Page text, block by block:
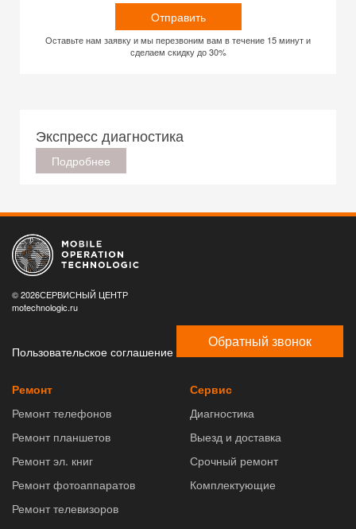
Отправить
Оставьте нам заявку и мы перезвоним вам в течение 15 минут и
сделаем скидку до 30%
Экспресс диагностика
Подробнее
© 2026СЕРВИСНЫЙ ЦЕНТР
motechnologic.ru
Пользовательское соглашение
Обратный звонок
Ремонт
Ремонт телефонов
Ремонт планшетов
Ремонт эл. книг
Ремонт фотоаппаратов
Ремонт телевизоров
Сервис
Диагностика
Выезд и доставка
Срочный ремонт
Комплектующие